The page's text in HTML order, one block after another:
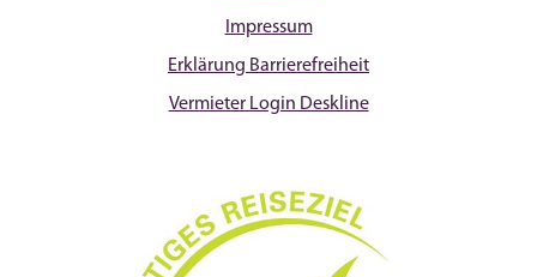
Impressum
Erklärung Barrierefreiheit
Vermieter Login Deskline